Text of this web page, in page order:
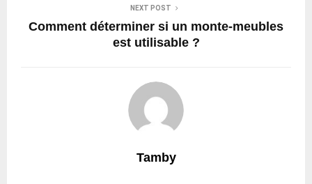
NEXT POST
Comment déterminer si un monte-meubles
est utilisable ?
Tamby